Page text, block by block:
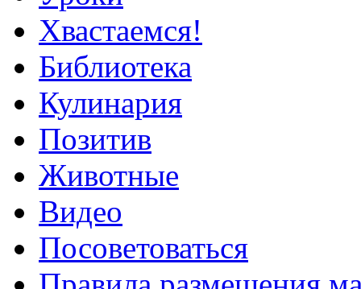
Хвастаемся!
Библиотека
Кулинария
Позитив
Животные
Видео
Посоветоваться